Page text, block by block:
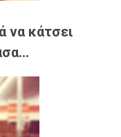
να κάτσει